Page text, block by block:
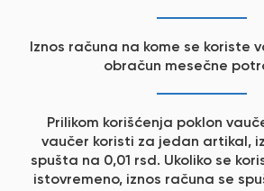
Iznos računa na kome se koriste
obračun mesečne
Prilikom korišćenja poklon
vaučer koristi za jedan artikal,
spušta na 0,01 rsd. Ukoliko se
istovremeno, iznos računa se